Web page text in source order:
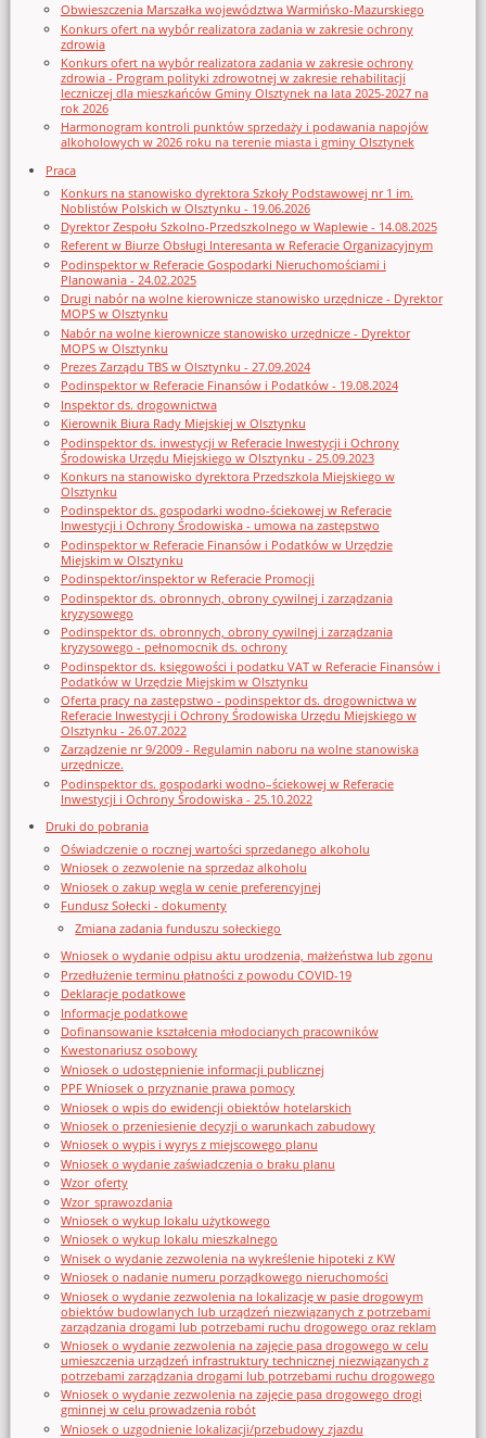
Obwieszczenia Marszałka województwa Warmińsko-Mazurskiego
Konkurs ofert na wybór realizatora zadania w zakresie ochrony
zdrowia
Konkurs ofert na wybór realizatora zadania w zakresie ochrony
zdrowia - Program polityki zdrowotnej w zakresie rehabilitacji
leczniczej dla mieszkańców Gminy Olsztynek na lata 2025-2027 na
rok 2026
Harmonogram kontroli punktów sprzedaży i podawania napojów
alkoholowych w 2026 roku na terenie miasta i gminy Olsztynek
Praca
Konkurs na stanowisko dyrektora Szkoły Podstawowej nr 1 im.
Noblistów Polskich w Olsztynku - 19.06.2026
Dyrektor Zespołu Szkolno-Przedszkolnego w Waplewie - 14.08.2025
Referent w Biurze Obsługi Interesanta w Referacie Organizacyjnym
Podinspektor w Referacie Gospodarki Nieruchomościami i
Planowania - 24.02.2025
Drugi nabór na wolne kierownicze stanowisko urzędnicze - Dyrektor
MOPS w Olsztynku
Nabór na wolne kierownicze stanowisko urzędnicze - Dyrektor
MOPS w Olsztynku
Prezes Zarządu TBS w Olsztynku - 27.09.2024
Podinspektor w Referacie Finansów i Podatków - 19.08.2024
Inspektor ds. drogownictwa
Kierownik Biura Rady Miejskiej w Olsztynku
Podinspektor ds. inwestycji w Referacie Inwestycji i Ochrony
Środowiska Urzędu Miejskiego w Olsztynku - 25.09.2023
Konkurs na stanowisko dyrektora Przedszkola Miejskiego w
Olsztynku
Podinspektor ds. gospodarki wodno-ściekowej w Referacie
Inwestycji i Ochrony Środowiska - umowa na zastępstwo
Podinspektor w Referacie Finansów i Podatków w Urzędzie
Miejskim w Olsztynku
Podinspektor/inspektor w Referacie Promocji
Podinspektor ds. obronnych, obrony cywilnej i zarządzania
kryzysowego
Podinspektor ds. obronnych, obrony cywilnej i zarządzania
kryzysowego - pełnomocnik ds. ochrony
Podinspektor ds. księgowości i podatku VAT w Referacie Finansów i
Podatków w Urzędzie Miejskim w Olsztynku
Oferta pracy na zastępstwo - podinspektor ds. drogownictwa w
Referacie Inwestycji i Ochrony Środowiska Urzędu Miejskiego w
Olsztynku - 26.07.2022
Zarządzenie nr 9/2009 - Regulamin naboru na wolne stanowiska
urzędnicze.
Podinspektor ds. gospodarki wodno–ściekowej w Referacie
Inwestycji i Ochrony Środowiska - 25.10.2022
Druki do pobrania
Oświadczenie o rocznej wartości sprzedanego alkoholu
Wniosek o zezwolenie na sprzedaz alkoholu
Wniosek o zakup węgla w cenie preferencyjnej
Fundusz Sołecki - dokumenty
Zmiana zadania funduszu sołeckiego
Wniosek o wydanie odpisu aktu urodzenia, małżeństwa lub zgonu
Przedłużenie terminu płatności z powodu COVID-19
Deklaracje podatkowe
Informacje podatkowe
Dofinansowanie kształcenia młodocianych pracowników
Kwestonariusz osobowy
Wniosek o udostępnienie informacji publicznej
PPF Wniosek o przyznanie prawa pomocy
Wniosek o wpis do ewidencji obiektów hotelarskich
Wniosek o przeniesienie decyzji o warunkach zabudowy
Wniosek o wypis i wyrys z miejscowego planu
Wniosek o wydanie zaświadczenia o braku planu
Wzor_oferty
Wzor_sprawozdania
Wniosek o wykup lokalu użytkowego
Wniosek o wykup lokalu mieszkalnego
Wnisek o wydanie zezwolenia na wykreślenie hipoteki z KW
Wniosek o nadanie numeru porządkowego nieruchomości
Wniosek o wydanie zezwolenia na lokalizację w pasie drogowym
obiektów budowlanych lub urządzeń niezwiązanych z potrzebami
zarządzania drogami lub potrzebami ruchu drogowego oraz reklam
Wniosek o wydanie zezwolenia na zajęcie pasa drogowego w celu
umieszczenia urządzeń infrastruktury technicznej niezwiązanych z
potrzebami zarządzania drogami lub potrzebami ruchu drogowego
Wniosek o wydanie zezwolenia na zajęcie pasa drogowego drogi
gminnej w celu prowadzenia robót
Wniosek o uzgodnienie lokalizacji/przebudowy zjazdu